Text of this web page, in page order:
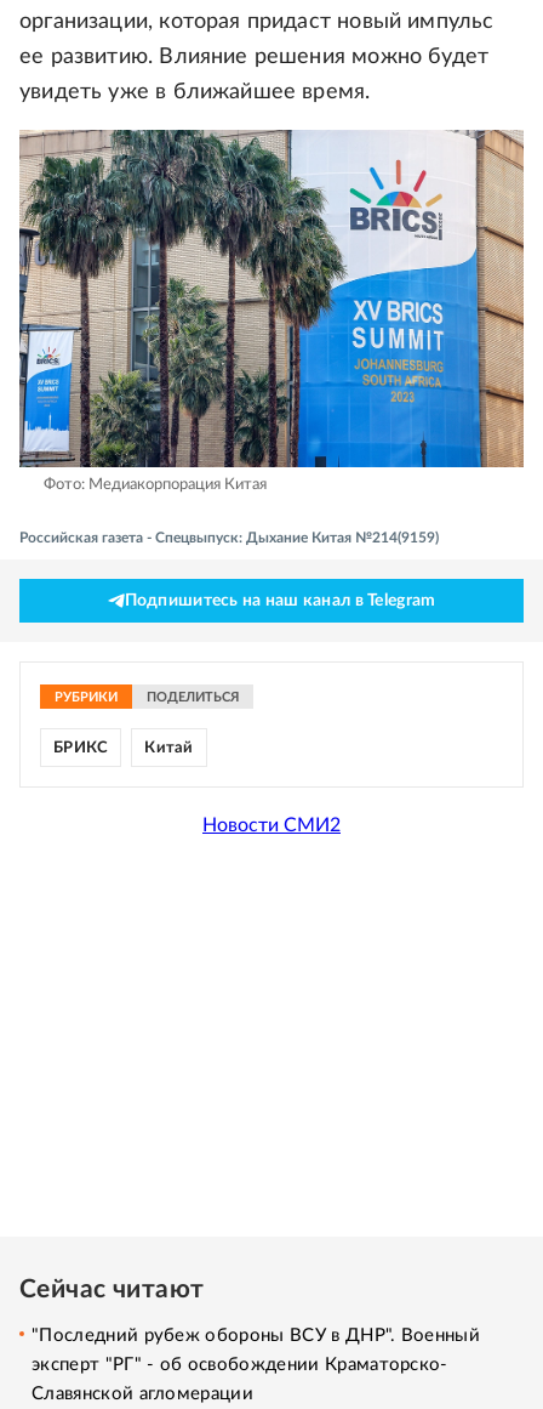
организации, которая придаст новый импульс
ее развитию. Влияние решения можно будет
увидеть уже в ближайшее время.
Фото: Медиакорпорация Китая
Российская газета - Спецвыпуск: Дыхание Китая №214(9159)
Подпишитесь на наш канал в Telegram
РУБРИКИ ПОДЕЛИТЬСЯ
БРИКС Китай
Новости СМИ2
Сейчас читают
"Последний рубеж обороны ВСУ в ДНР". Военный
эксперт "РГ" - об освобождении Краматорско-
Славянской агломерации